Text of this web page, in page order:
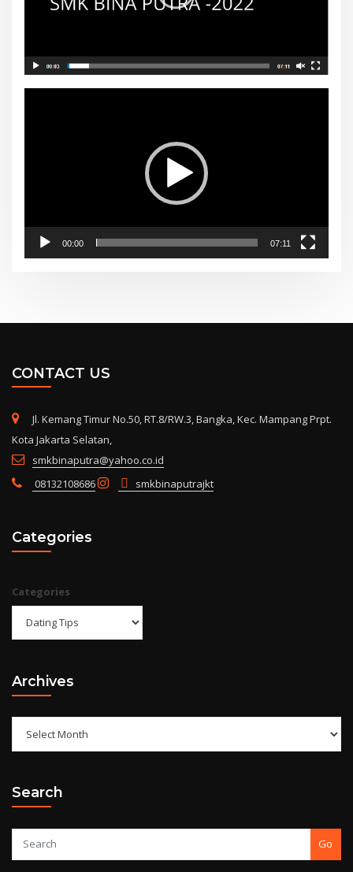
00:00 07:11
CONTACT US
Jl. Kemang Timur No.50, RT.8/RW.3, Bangka, Kec. Mampang Prpt.
Kota Jakarta Selatan,
smkbinaputra@yahoo.co.id
08132108686
smkbinaputrajkt
Categories
Categories
Archives
Search
Go